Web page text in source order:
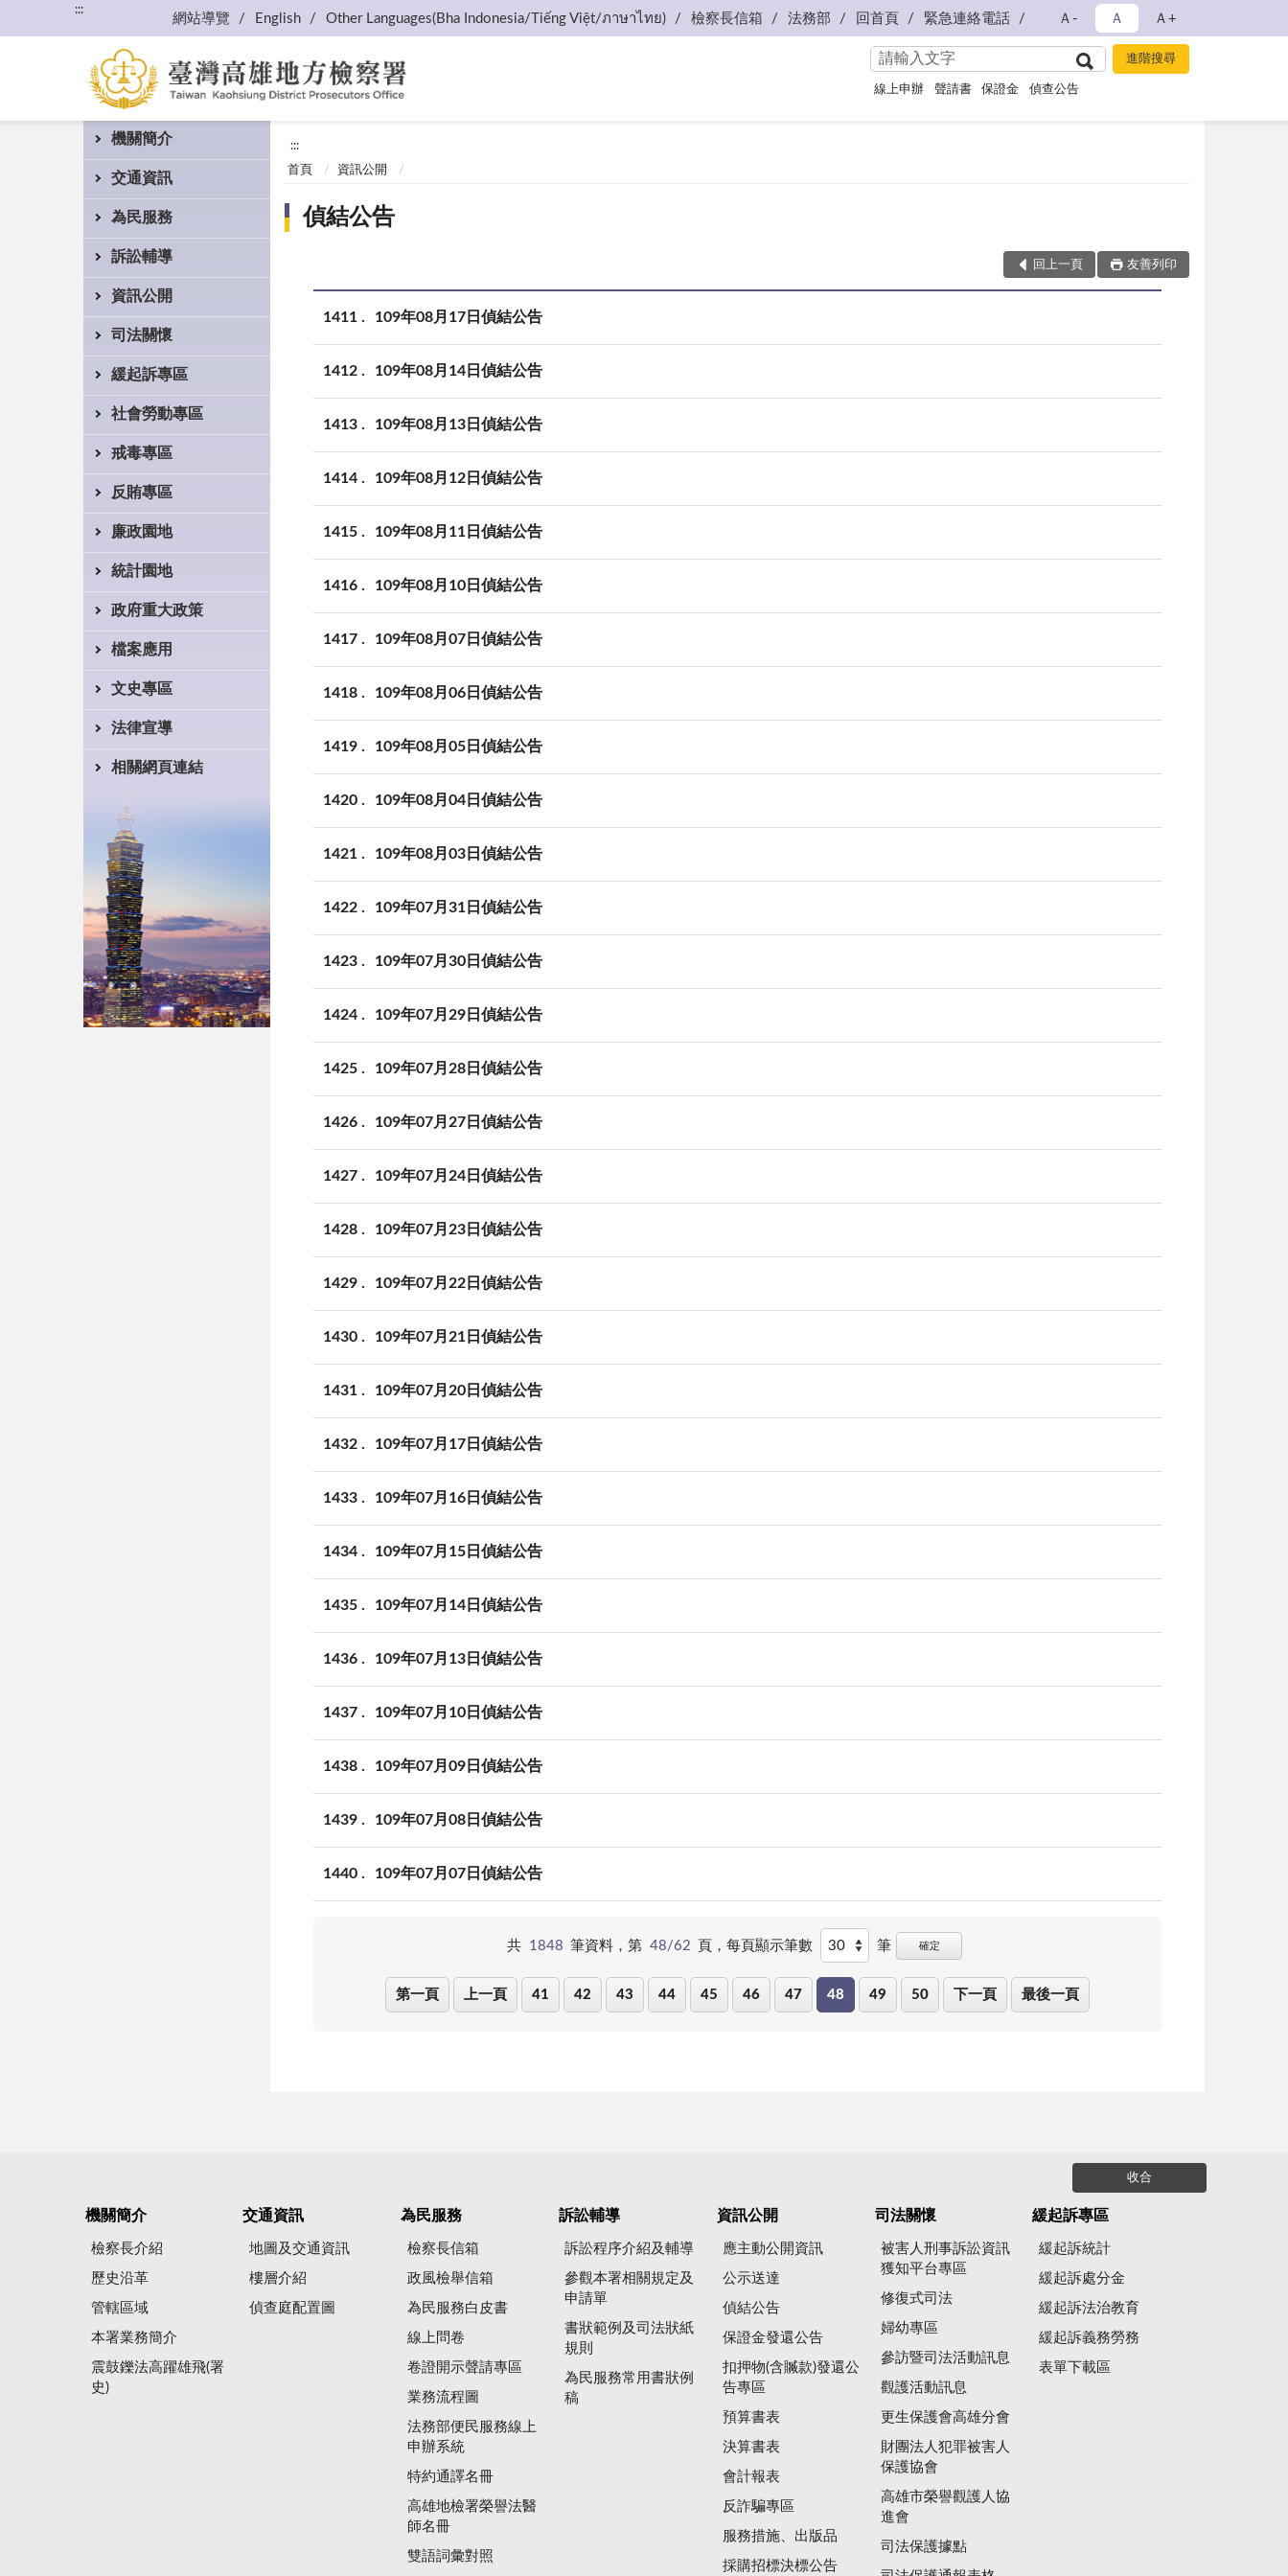
:::
網站導覽 English Other Languages(Bha Indonesia/Tiếng Việt/ภาษาไทย) 檢察長信箱 法務部 回首頁 緊急連絡電話 Ａ- Ａ Ａ+
線上申辦 聲請書 保證金 偵查公告
機關簡介
交通資訊
為民服務
訴訟輔導
資訊公開
司法關懷
緩起訴專區
社會勞動專區
戒毒專區
反賄專區
廉政園地
統計園地
政府重大政策
檔案應用
文史專區
法律宣導
相關網頁連結
:::
首頁 資訊公開
偵結公告
回上一頁 友善列印
1411 109年08月17日偵結公告
1412 109年08月14日偵結公告
1413 109年08月13日偵結公告
1414 109年08月12日偵結公告
1415 109年08月11日偵結公告
1416 109年08月10日偵結公告
1417 109年08月07日偵結公告
1418 109年08月06日偵結公告
1419 109年08月05日偵結公告
1420 109年08月04日偵結公告
1421 109年08月03日偵結公告
1422 109年07月31日偵結公告
1423 109年07月30日偵結公告
1424 109年07月29日偵結公告
1425 109年07月28日偵結公告
1426 109年07月27日偵結公告
1427 109年07月24日偵結公告
1428 109年07月23日偵結公告
1429 109年07月22日偵結公告
1430 109年07月21日偵結公告
1431 109年07月20日偵結公告
1432 109年07月17日偵結公告
1433 109年07月16日偵結公告
1434 109年07月15日偵結公告
1435 109年07月14日偵結公告
1436 109年07月13日偵結公告
1437 109年07月10日偵結公告
1438 109年07月09日偵結公告
1439 109年07月08日偵結公告
1440 109年07月07日偵結公告
共 1848 筆資料，第 48/62 頁，每頁顯示筆數 筆 確定
第一頁 上一頁 41 42 43 44 45 46 47 48 49 50 下一頁 最後一頁
收合
機關簡介
檢察長介紹
歷史沿革
管轄區域
本署業務簡介
震鼓鑠法高躍雄飛(署
史)
交通資訊
地圖及交通資訊
樓層介紹
偵查庭配置圖
為民服務
檢察長信箱
政風檢舉信箱
為民服務白皮書
線上問卷
卷證開示聲請專區
業務流程圖
法務部便民服務線上
申辦系統
特約通譯名冊
高雄地檢署榮譽法醫
師名冊
雙語詞彙對照
訴訟輔導
訴訟程序介紹及輔導
參觀本署相關規定及
申請單
書狀範例及司法狀紙
規則
為民服務常用書狀例
稿
資訊公開
應主動公開資訊
公示送達
偵結公告
保證金發還公告
扣押物(含贓款)發還公
告專區
預算書表
決算書表
會計報表
反詐騙專區
服務措施、出版品
採購招標決標公告
司法關懷
被害人刑事訴訟資訊
獲知平台專區
修復式司法
婦幼專區
參訪暨司法活動訊息
觀護活動訊息
更生保護會高雄分會
財團法人犯罪被害人
保護協會
高雄市榮譽觀護人協
進會
司法保護據點
緩起訴專區
緩起訴統計
緩起訴處分金
緩起訴法治教育
緩起訴義務勞務
表單下載區